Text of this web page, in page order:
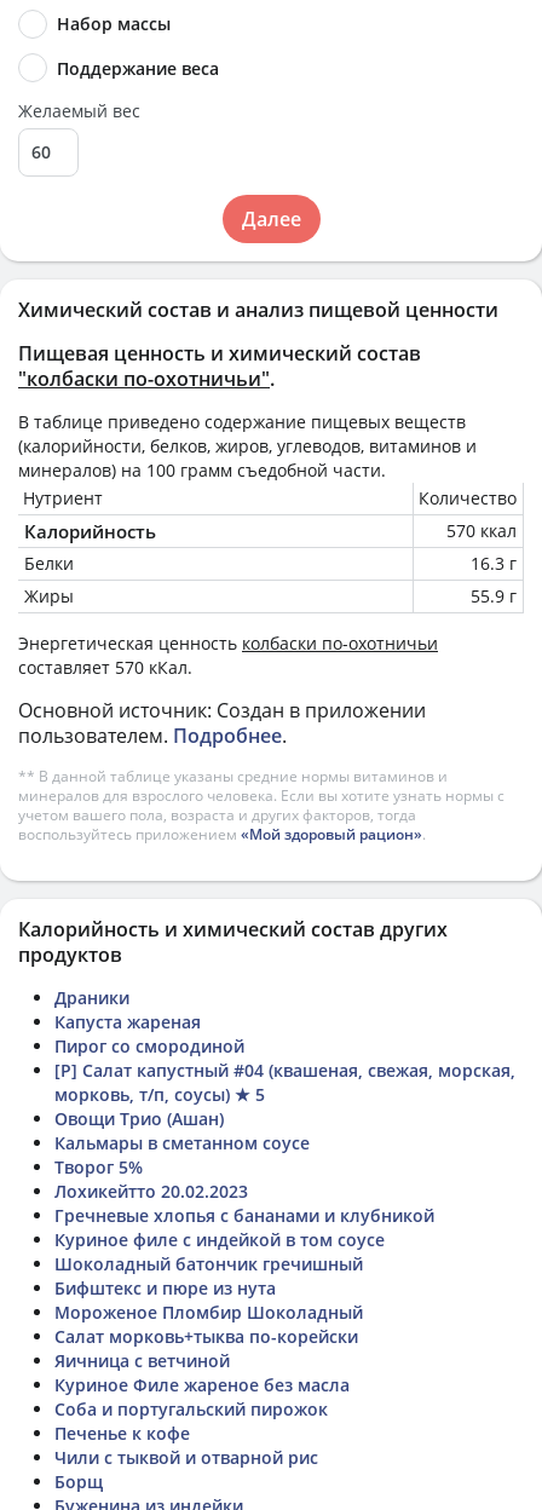
Химический состав и анализ пищевой ценности
Пищевая ценность и химический состав
"колбаски по-охотничьи".
В таблице приведено содержание пищевых веществ
(калорийности, белков, жиров, углеводов, витаминов и
минералов) на 100 грамм съедобной части.
Нутриент
Количество
Калорийность
570 ккал
Белки
16.3 г
Жиры
55.9 г
Энергетическая ценность колбаски по-охотничьи
составляет 570 кКал.
Основной источник: Создан в приложении
пользователем. Подробнее.
** В данной таблице указаны средние нормы витаминов и
минералов для взрослого человека. Если вы хотите узнать нормы с
учетом вашего пола, возраста и других факторов, тогда
воспользуйтесь приложением «Мой здоровый рацион».
Набор массы
Поддержание веса
Желаемый вес
Далее
Калорийность и химический состав других
продуктов
Драники
Капуста жареная
Пирог со смородиной
[Р] Салат капустный #04 (квашеная, свежая, морская,
морковь, т/п, соусы) ★ 5
Овощи Трио (Ашан)
Кальмары в сметанном соусе
Творог 5%
Лохикейтто 20.02.2023
Гречневые хлопья с бананами и клубникой
Куриное филе с индейкой в том соусе
Шоколадный батончик гречишный
Бифштекс и пюре из нута
Мороженое Пломбир Шоколадный
Салат морковь+тыква по-корейски
Яичница с ветчиной
Куриное Филе жареное без масла
Соба и португальский пирожок
Печенье к кофе
Чили с тыквой и отварной рис
Борщ